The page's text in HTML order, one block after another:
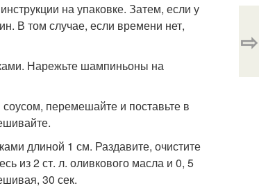
на упаковке. Затем, если у
В том случае, если времени нет,
Нарежьте шампиньоны на
перемешайте и поставьте в
длиной 1 см. Раздавите, очистите
из 2 ст. л. оливкового масла и 0, 5
30 сек.
⇨